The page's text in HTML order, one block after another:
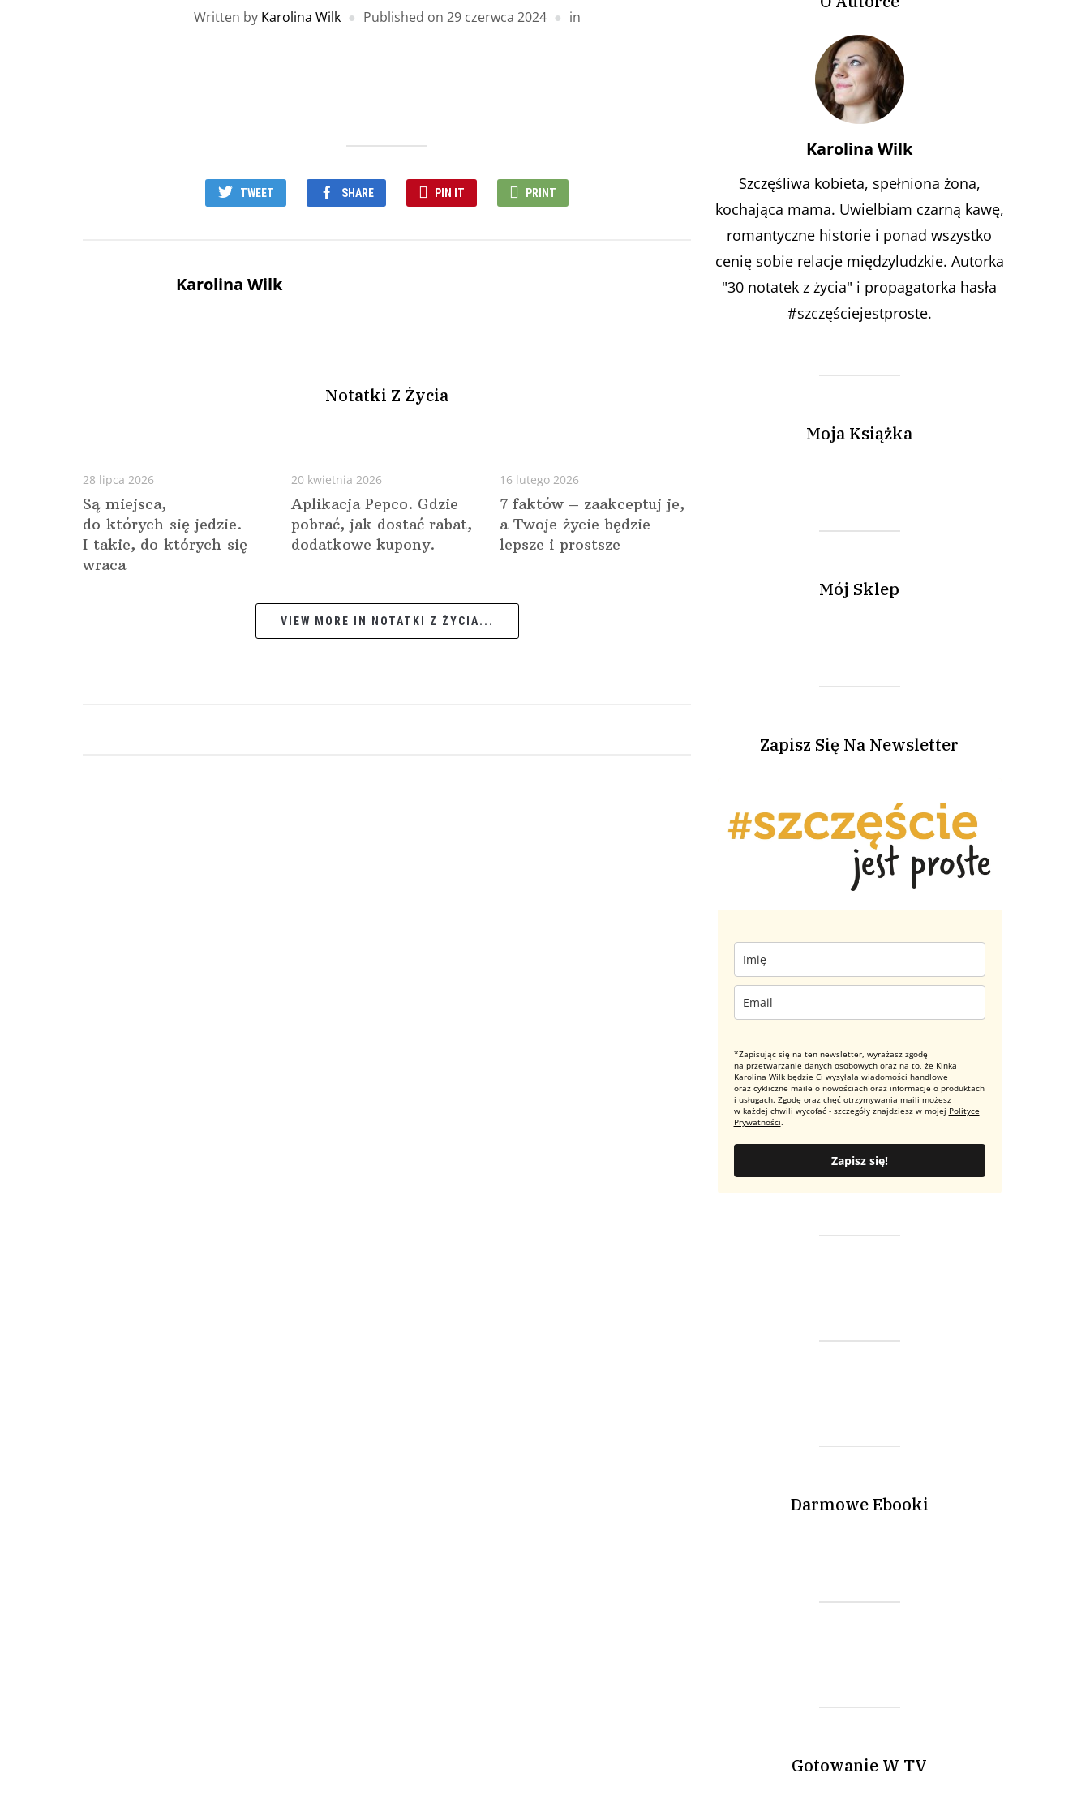
Written by Karolina Wilk Published on 29 czerwca 2024 in
TWEET SHARE PIN IT PRINT
Karolina Wilk
Notatki Z Życia
28 lipca 2026
Są miejsca,
do których się jedzie.
I takie, do których się
wraca
20 kwietnia 2026
Aplikacja Pepco. Gdzie
pobrać, jak dostać rabat,
dodatkowe kupony.
16 lutego 2026
7 faktów – zaakceptuj je,
a Twoje życie będzie
lepsze i prostsze
VIEW MORE IN NOTATKI Z ŻYCIA...
Karolina Wilk
Szczęśliwa kobieta, spełniona żona,
kochająca mama. Uwielbiam czarną kawę,
romantyczne historie i ponad wszystko
cenię sobie relacje międzyludzkie. Autorka
"30 notatek z życia" i propagatorka hasła
#szczęściejestproste.
Moja Książka
Mój Sklep
Zapisz Się Na Newsletter
*Zapisując się na ten newsletter, wyrażasz zgodę
na przetwarzanie danych osobowych oraz na to, że Kinka
Karolina Wilk będzie Ci wysyłała wiadomości handlowe
oraz cykliczne maile o nowościach oraz informacje o produktach
i usługach. Zgodę oraz chęć otrzymywania maili możesz
w każdej chwili wycofać - szczegóły znajdziesz w mojej Polityce
Prywatności.
Zapisz się!
Darmowe Ebooki
Gotowanie W TV